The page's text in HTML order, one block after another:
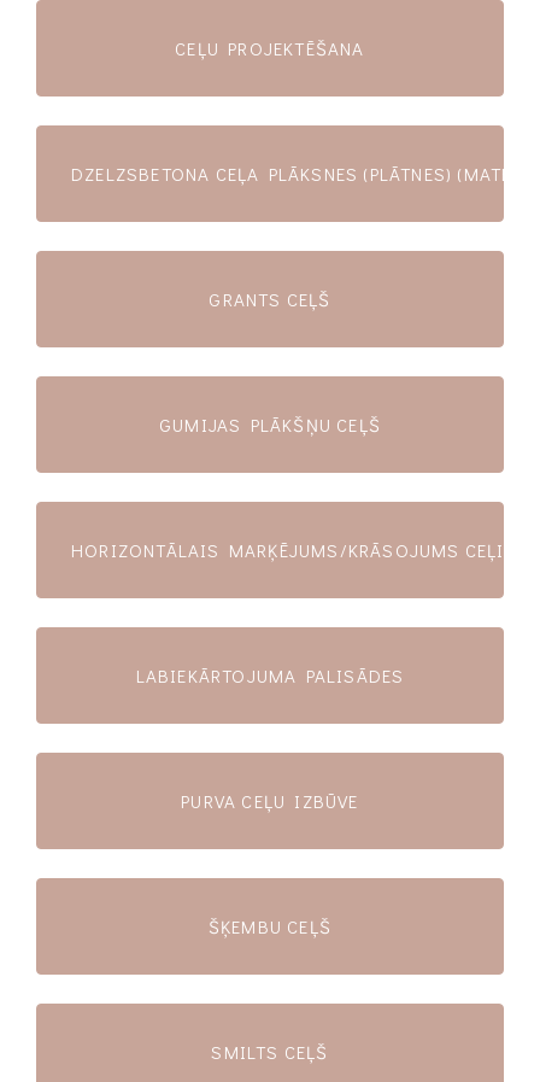
CEĻU PROJEKTĒŠANA
DZELZSBETONA CEĻA PLĀKSNES (PLĀTNES)
GRANTS CEĻŠ
GUMIJAS PLĀKŠŅU CEĻŠ
HORIZONTĀLAIS MARĶĒJUMS/KRĀSOJUMS CEĻIEM
LABIEKĀRTOJUMA PALISĀDES
PURVA CEĻU IZBŪVE
ŠĶEMBU CEĻŠ
SMILTS CEĻŠ